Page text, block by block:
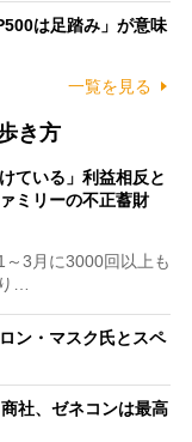
は足踏み」が意味
一覧を見る
き方
ている」利益相反と
ミリーの不正蓄財
3月に3000回以上も
…
ン・マスク氏とスペ
社、ゼネコンは最高